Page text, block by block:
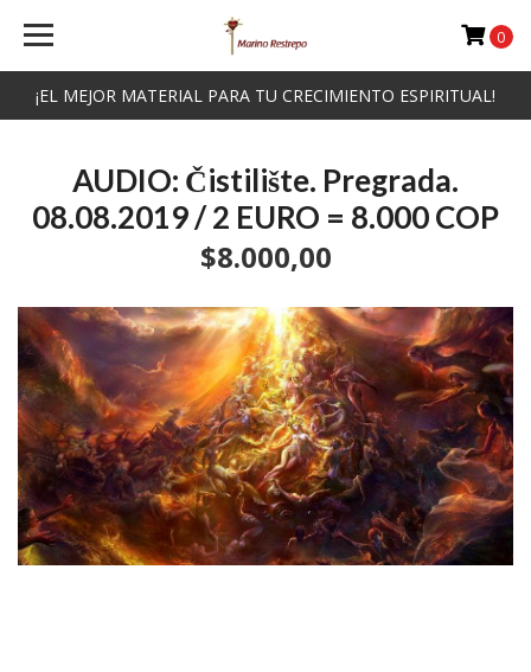
¡EL MEJOR MATERIAL PARA TU CRECIMIENTO ESPIRITUAL!
0
AUDIO: Čistilište. Pregrada.
08.08.2019 / 2 EURO = 8.000 COP
$8.000,00